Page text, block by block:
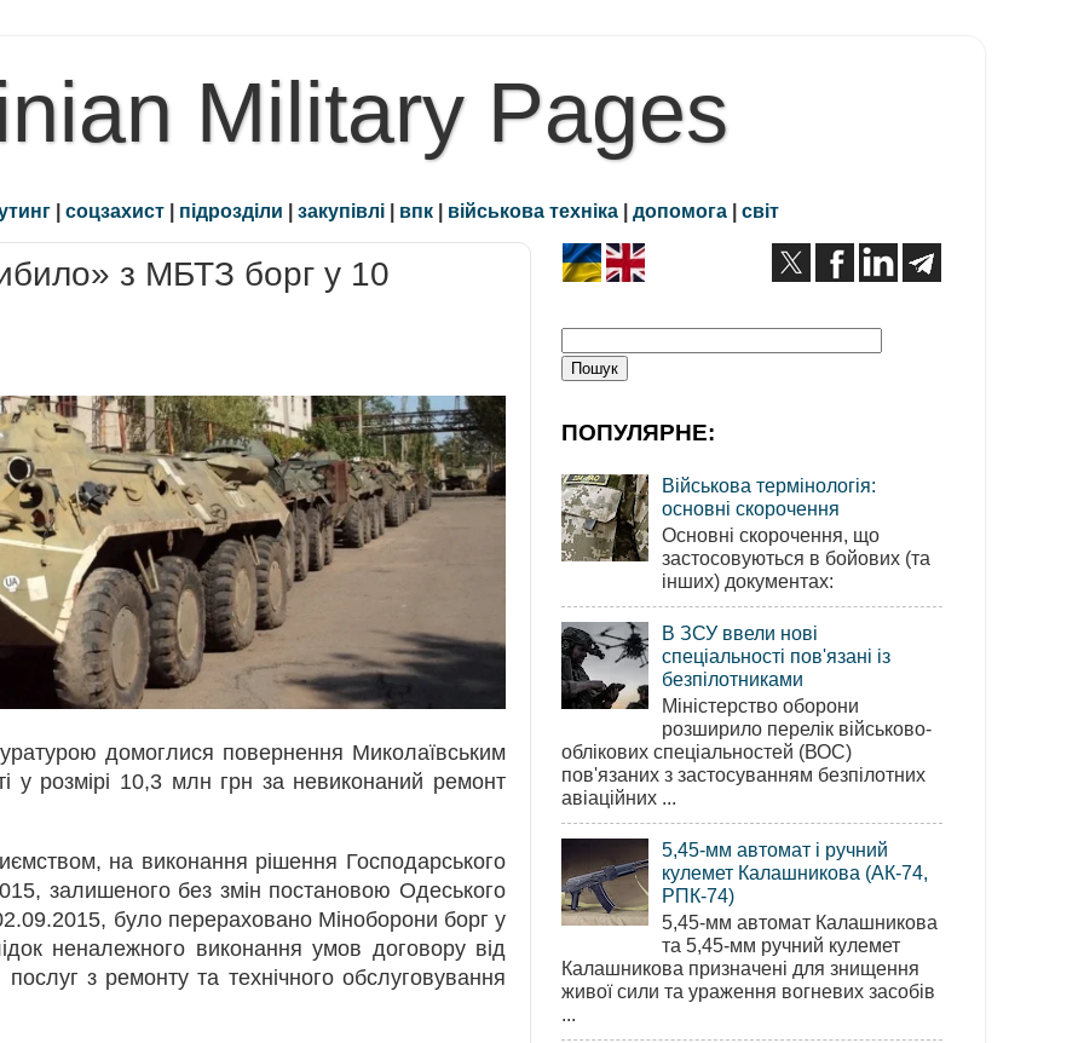
Military Pages
| соцзахист | підрозділи | закупівлі | впк | військова техніка | допомога | світ
з МБТЗ борг у 10
домоглися повернення Миколаївським
у розмірі 10,3 млн грн за невиконаний ремонт
на виконання рішення Господарського
залишеного без змін постановою Одеського
було перераховано Міноборони борг у
неналежного виконання умов договору від
з ремонту та технічного обслуговування
ПОПУЛЯРНЕ:
Військова термінологія:
основні скорочення
Основні скорочення, що
застосовуються в бойових (та
інших) документах:
В ЗСУ ввели нові
спеціальності пов'язані із
безпілотниками
Міністерство оборони
розширило перелік військово-
облікових спеціальностей (ВОС)
пов'язаних з застосуванням безпілотних
авіаційних ...
5,45-мм автомат і ручний
кулемет Калашникова (АК-74,
РПК-74)
5,45-мм автомат Калашникова
та 5,45-мм ручний кулемет
Калашникова призначені для знищення
живої сили та ураження вогневих засобів
...